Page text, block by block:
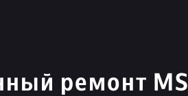
ремонт MSI